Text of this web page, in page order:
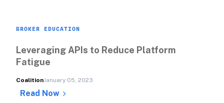
BROKER EDUCATION
Leveraging APIs to Reduce Platform
Fatigue
CoalitionJanuary 05, 2023
Read Now